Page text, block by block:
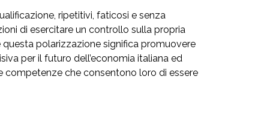
ripetitivi, faticosi e senza
di esercitare un controllo sulla propria
polarizzazione significa promuovere
per il futuro dell’economia italiana ed
competenze che consentono loro di essere